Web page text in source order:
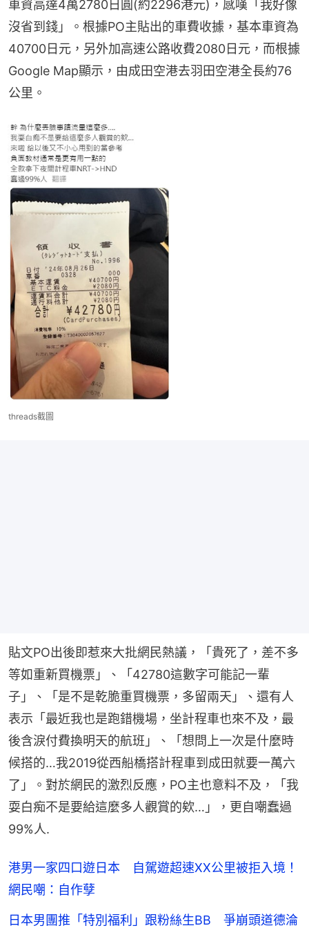
車資高達4萬2780日圓(約2296港元)，感嘆「我好像
沒省到錢」。根據PO主貼出的車費收據，基本車資為
40700日元，另外加高速公路收費2080日元，而根據
Google Map顯示，由成田空港去羽田空港全長約76
公里。
threads截圖
貼文PO出後即惹來大批網民熱議，「貴死了，差不多
等如重新買機票」、「42780這數字可能記一輩
子」、「是不是乾脆重買機票，多留兩天」、還有人
表示「最近我也是跑錯機場，坐計程車也來不及，最
後含淚付費換明天的航班」、「想問上一次是什麼時
候搭的…我2019從西船橋搭計程車到成田就要一萬六
了」。對於網民的激烈反應，PO主也意料不及，「我
耍白痴不是要給這麼多人觀賞的欸…」，更自嘲蠢過
99%人.
港男一家四口遊日本 自駕遊超速XX公里被拒入境！
網民嘲：自作孽
日本男團推「特別福利」跟粉絲生BB 爭崩頭道德淪